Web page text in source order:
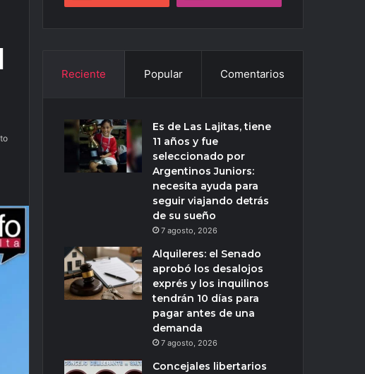
Reciente Popular Comentarios
Es de Las Lajitas, tiene
11 años y fue
seleccionado por
Argentinos Juniors:
necesita ayuda para
seguir viajando detrás
de su sueño
7 agosto, 2026
Alquileres: el Senado
aprobó los desalojos
exprés y los inquilinos
tendrán 10 días para
pagar antes de una
demanda
7 agosto, 2026
Concejales libertarios